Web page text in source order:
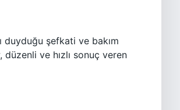
duyduğu şefkati ve bakım
ve hızlı sonuç veren